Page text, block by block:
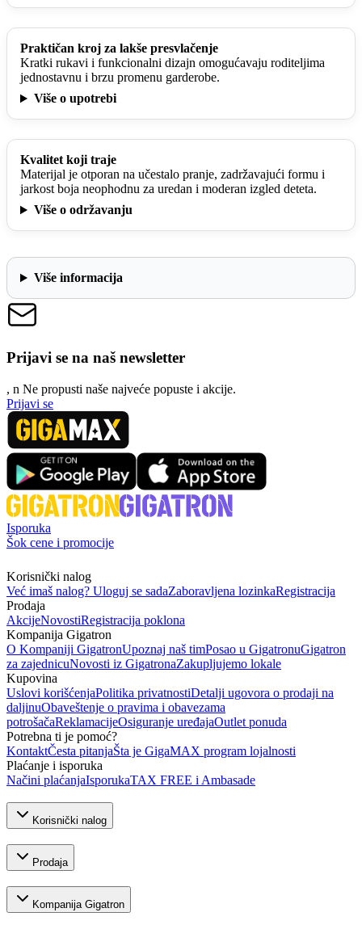
Praktičan kroj za lakše presvlačenje
Kratki rukavi i funkcionalni dizajn omogućavaju roditeljima
jednostavnu i brzu promenu garderobe.
Više o upotrebi
Kvalitet koji traje
Materijal je otporan na učestalo pranje, zadržavajući formu i
jarkost boja neophodnu za uredan i moderan izgled deteta.
Više o održavanju
Više informacija
Prijavi se na naš newsletter
, n Ne propusti naše najveće popuste i akcije.
Prijavi se
Isporuka
Šok cene i promocije
Korisnički nalog
Već imaš nalog? Uloguj se sadaZaboravljena lozinkaRegistracija
Prodaja
AkcijeNovostiRegistracija poklona
Kompanija Gigatron
O Kompaniji GigatronUpoznaj naš timPosao u GigatronuGigatron
za zajednicuNovosti iz GigatronaZakupljujemo lokale
Kupovina
Uslovi korišćenjaPolitika privatnostiDetalji ugovora o prodaji na
daljinuObaveštenje o pravima i obavezama
potrošačaReklamacijeOsiguranje uređajaOutlet ponuda
Potrebna ti je pomoć?
KontaktČesta pitanjaŠta je GigaMAX program lojalnosti
Plaćanje i isporuka
Načini plaćanjaIsporukaTAX FREE i Ambasade
Korisnički nalog
Prodaja
Kompanija Gigatron